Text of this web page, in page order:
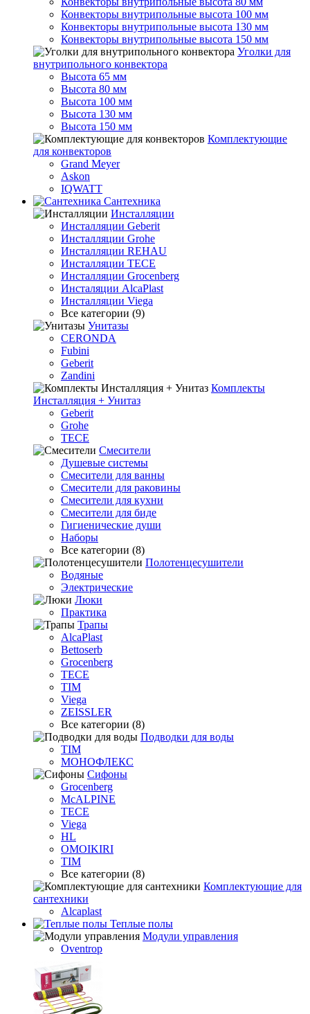
Конвекторы внутрипольные высота 100 мм
Конвекторы внутрипольные высота 130 мм
Конвекторы внутрипольные высота 150 мм
Уголки для
внутрипольного конвектора
Высота 65 мм
Высота 80 мм
Высота 100 мм
Высота 130 мм
Высота 150 мм
Комплектующие
для конвекторов
Grand Meyer
Askon
IQWATT
Сантехника
Инсталляции
Инсталляции Geberit
Инсталляции Grohe
Инсталляции REHAU
Инсталляции TECE
Инсталляции Grocenberg
Инсталяции AlcaPlast
Инсталляции Viega
Все категории (9)
Унитазы
CERONDA
Fubini
Geberit
Zandini
Комплекты
Инсталляция + Унитаз
Geberit
Grohe
TECE
Смесители
Душевые системы
Смесители для ванны
Смесители для раковины
Смесители для кухни
Смесители для биде
Гигиенические души
Наборы
Все категории (8)
Полотенцесушители
Водяные
Электрические
Люки
Практика
Трапы
AlcaPlast
Bettoserb
Grocenberg
TECE
TIM
Viega
ZEISSLER
Все категории (8)
Подводки для воды
TIM
МОНОФЛЕКС
Сифоны
Grocenberg
McALPINE
TECE
Viega
HL
OMOIKIRI
TIM
Все категории (8)
Комплектующие для
сантехники
Alcaplast
Теплые полы
Модули управления
Oventrop